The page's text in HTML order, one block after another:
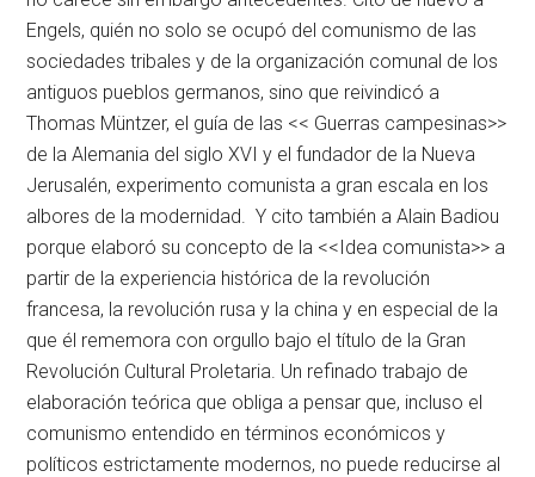
Engels, quién no solo se ocupó del comunismo de las
sociedades tribales y de la organización comunal de los
antiguos pueblos germanos, sino que reivindicó a
Thomas Müntzer, el guía de las << Guerras campesinas>>
de la Alemania del siglo XVI y el fundador de la Nueva
Jerusalén, experimento comunista a gran escala en los
albores de la modernidad. Y cito también a Alain Badiou
porque elaboró su concepto de la <<Idea comunista>> a
partir de la experiencia histórica de la revolución
francesa, la revolución rusa y la china y en especial de la
que él rememora con orgullo bajo el título de la Gran
Revolución Cultural Proletaria. Un refinado trabajo de
elaboración teórica que obliga a pensar que, incluso el
comunismo entendido en términos económicos y
políticos estrictamente modernos, no puede reducirse al